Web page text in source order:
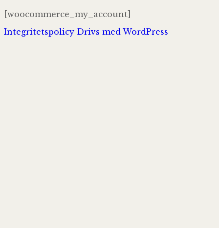
[woocommerce_my_account]
Integritetspolicy Drivs med WordPress